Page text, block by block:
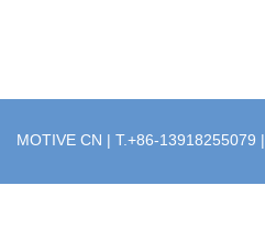
MOTIVE CN | T.+86-13918255079 |